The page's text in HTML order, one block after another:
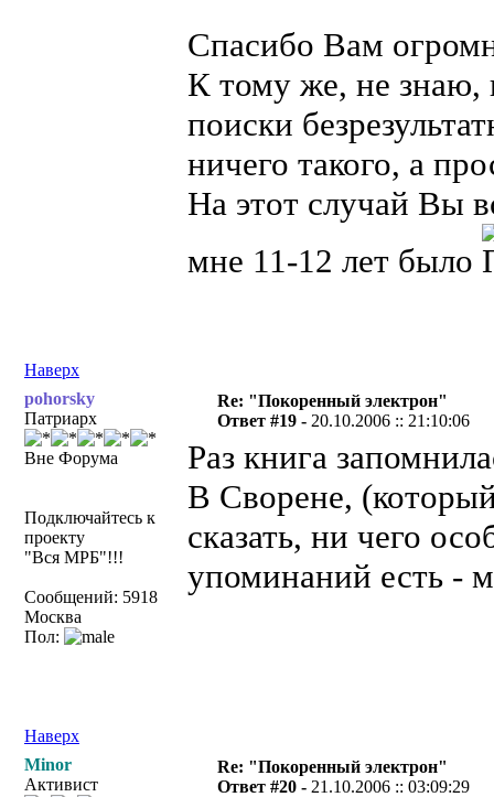
Спасибо Вам
К тому же, не знаю,
поиски
ничего такого, а
На этот случай Вы
мне 11-12 лет было
Наверх
pohorsky
Патриарх
Вне Форума
Подключайтесь к
проекту
"Вся МРБ"!!!
Сообщений: 5918
Москва
Пол:
Re: "Покоренный электрон"
Ответ #19 - 20.10.2006 :: 21:10:06
Раз книга
В Сворене,
сказать, ни чего
упоминаний есть -
Наверх
Minor
Активист
Re: "Покоренный электрон"
Ответ #20 - 21.10.2006 :: 03:09:29